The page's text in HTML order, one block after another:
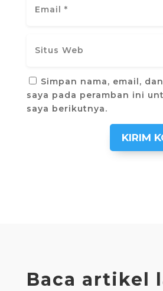
Simpan nama, email,
saya pada peramban ini
saya berikutnya.
KIRIM
Baca artikel